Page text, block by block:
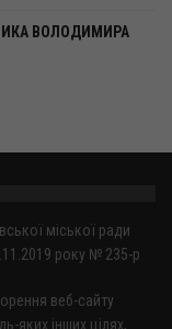
ВОЛОДИМИРА
міської ради
року № 235-р
веб-сайту
яких інших цілях,